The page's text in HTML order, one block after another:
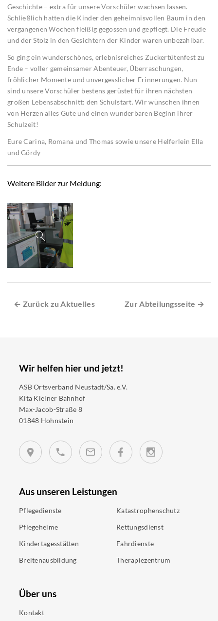
Geschichte – extra für unsere Vorschüler wachsen lassen.
Schließlich hatten die Kinder den geheimnisvollen Baum in den
vergangenen Wochen fleißig gegossen und gepflegt. Die Freude
und der Stolz in den Gesichtern der Kinder waren unbezahlbar.
So ging ein wunderschönes, erlebnisreiches Zuckertütenfest zu
Ende – voller gemeinsamer Abenteuer, Überraschungen,
fröhlicher Momente und unvergesslicher Erinnerungen. Nun
sind unsere Vorschüler bestens gerüstet für ihren nächsten
großen Lebensabschnitt: den Schulstart. Wir wünschen ihnen
von Herzen alles Gute und einen wunderbaren Beginn ihrer
Schulzeit!
Eure Carina, Romana und Thomas sowie unsere Helferlein Ella
und Gördy
Weitere Bilder zur Meldung:
← Zurück zu Aktuelles Zur Abteilungsseite →
Wir helfen hier und jetzt!
ASB Ortsverband Neustadt/Sa. e.V.
Kita Kleiner Bahnhof
Max-Jacob-Straße 8
01848 Hohnstein
Aus unseren Leistungen
Pflegedienste
Pflegeheime
Kindertagesstätten
Breitenausbildung
Katastrophenschutz
Rettungsdienst
Fahrdienste
Therapiezentrum
Über uns
Kontakt